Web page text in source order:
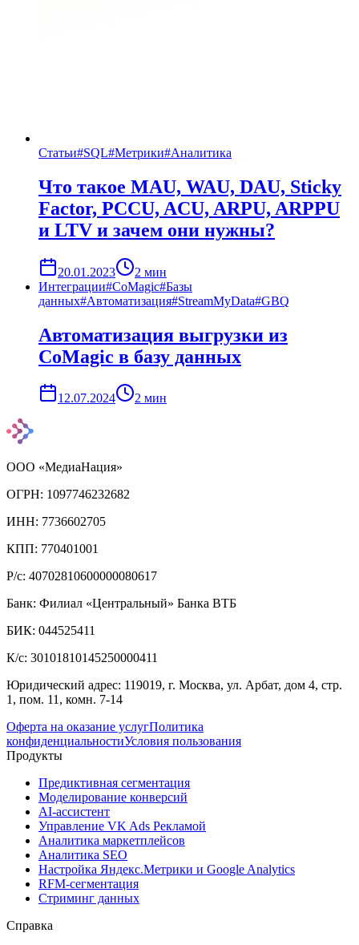
Статьи#SQL#Метрики#Аналитика
Что такое MAU, WAU, DAU, Sticky
Factor, PCCU, ACU, ARPU, ARPPU
и LTV и зачем они нужны?
20.01.2023 2 мин
Интеграции#CoMagic#Базы
данных#Автоматизация#StreamMyData#GBQ
Автоматизация выгрузки из
CoMagic в базу данных
12.07.2024 2 мин
ООО «МедиаНация»
ОГРН: 1097746232682
ИНН: 7736602705
КПП: 770401001
Р/с: 40702810600000080617
Банк: Филиал «Центральный» Банка ВТБ
БИК: 044525411
К/с: 30101810145250000411
Юридический адрес: 119019, г. Москва, ул. Арбат, дом 4, стр.
1, пом. 11, комн. 7-14
Оферта на оказание услугПолитика
конфиденциальностиУсловия пользования
Продукты
Предиктивная сегментация
Моделирование конверсий
AI-ассистент
Управление VK Ads Рекламой
Аналитика маркетплейсов
Аналитика SEO
Настройка Яндекс.Метрики и Google Analytics
RFM-сегментация
Cтриминг данных
Справка